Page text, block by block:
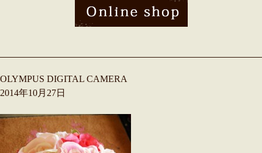
OLYMPUS DIGITAL CAMERA
2014年10月27日